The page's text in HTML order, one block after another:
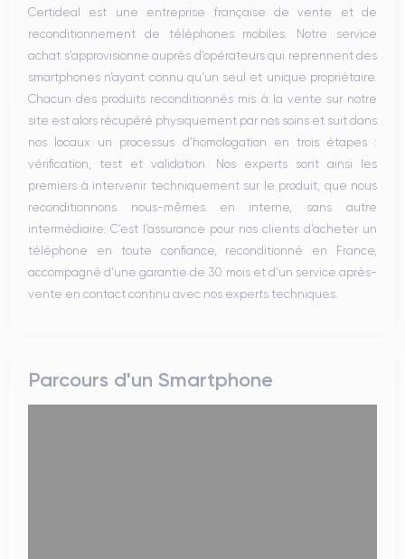
Certideal est une entreprise française de vente et de
reconditionnement de téléphones mobiles. Notre service
achat s’approvisionne auprès d’opérateurs qui reprennent des
smartphones n’ayant connu qu’un seul et unique propriétaire.
Chacun des produits reconditionnés mis à la vente sur notre
site est alors récupéré physiquement par nos soins et suit dans
nos locaux un processus d’homologation en trois étapes :
vérification, test et validation. Nos experts sont ainsi les
premiers à intervenir techniquement sur le produit, que nous
reconditionnons nous-mêmes en interne, sans autre
intermédiaire. C’est l’assurance pour nos clients d’acheter un
téléphone en toute confiance, reconditionné en France,
accompagné d’une garantie de 30 mois et d’un service après-
vente en contact continu avec nos experts techniques.
Parcours d'un Smartphone